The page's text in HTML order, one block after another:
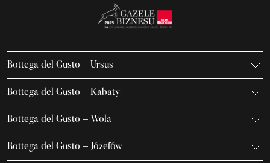
Bottega del Gusto – Ursus
K. Gierdziejewskiego 7
02-495 Warszawa
+48 666 736 899
Bottega del Gusto – Kabaty
Iwanowa-Szajnowicza 7/U1
02-796 Warszawa
+48 600 155 636
Bottega del Gusto – Wola
Jana Kazimierza 23/U5
01-248 Warszawa
Bottega del Gusto – Józefów